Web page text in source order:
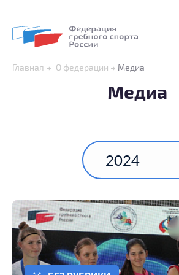
Главная О федерации Медиа
Медиа
2024